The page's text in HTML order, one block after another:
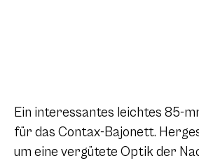
Ein interessantes leichtes 85-
für das Contax-Bajonett.
um eine vergütete Optik der